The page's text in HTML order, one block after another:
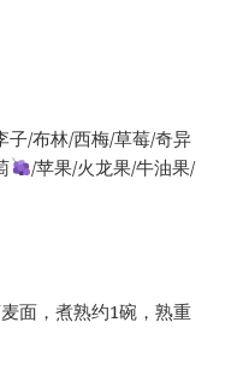
子/布林/西梅/草莓/奇异
/苹果/火龙果/牛油果/
面，煮熟约1碗，熟重